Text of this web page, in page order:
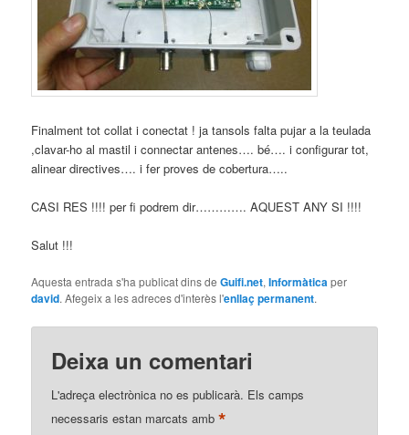
Finalment tot collat i conectat ! ja tansols falta pujar a la teulada
,clavar-ho al mastil i connectar antenes…. bé…. i configurar tot,
alinear directives…. i fer proves de cobertura…..
CASI RES !!!! per fi podrem dir…………. AQUEST ANY SI !!!!
Salut !!!
Aquesta entrada s'ha publicat dins deGuifi.net,Informàticaper
david. Afegeix a les adreces d'interès l'enllaç permanent.
Deixa un comentari
L'adreça electrònica no es publicarà. Els camps
necessaris estan marcats amb*